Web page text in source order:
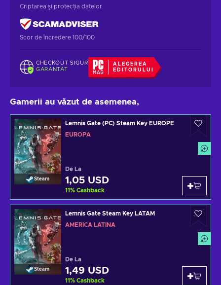
Criptarea și protecția datelor
Scor de încredere 100/100
CHECKOUT SIGUR
GARANTAT
ALEGEREA
EDITORULUI
Gamerii au văzut de asemenea,
Steam
Lemnis Gate (PC) Steam Key EUROPE
EUROPA
De La
1,05 USD
11% Cashback
Steam
Lemnis Gate Steam Key LATAM
AMERICA LATINĂ
De La
1,49 USD
11% Cashback